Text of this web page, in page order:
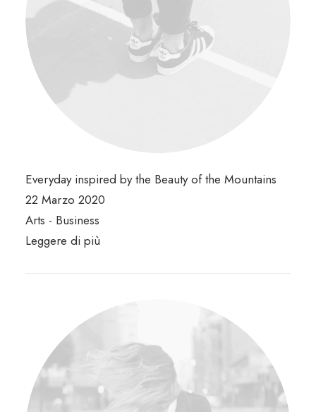
Everyday inspired by the Beauty of the Mountains
22 Marzo 2020
Arts - Business
Leggere di più